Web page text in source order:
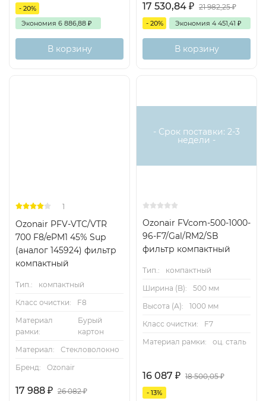
- 20%
Экономия 6 886,88 ₽
В корзину
17 530,84 ₽ 21 982,25₽
- 20% Экономия 4 451,41 ₽
В корзину
1
Ozonair PFV-VTC/VTR
700 F8/ePM1 45% Sup
(аналог 145924) фильтр
компактный
Тип.:
компактный
Класс очистки:
F8
Материал
рамки:
Бурый
картон
Материал:
Стекловолокно
Бренд:
Ozonair
17 988 ₽ 26 082₽
- Срок поставки: 2-3
недели -
Ozonair FVcom-500-1000-
96-F7/Gal/RM2/SB
фильтр компактный
Тип.:
компактный
Ширина (B):
500 мм
Высота (А):
1000 мм
Класс очистки:
F7
Материал рамки:
оц. сталь
16 087 ₽ 18 500,05₽
- 13%